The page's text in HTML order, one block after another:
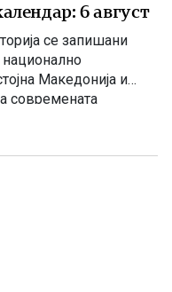
6 август
се запишани
национално
Македонија и
современата
е Григорие Хаџи
револуционер,